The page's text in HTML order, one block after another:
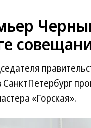
СанктПетербург
«Горская».